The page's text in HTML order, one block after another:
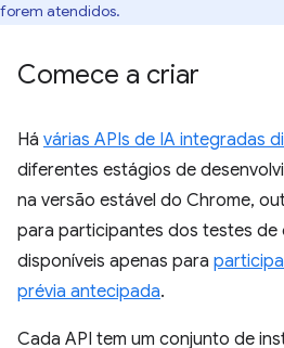
forem atendidos.
Comece a criar
Há várias APIs de IA integradas
diferentes estágios de
na versão estável do Chrome,
para participantes dos testes de
disponíveis apenas para
prévia antecipada.
Cada API tem um conjunto de